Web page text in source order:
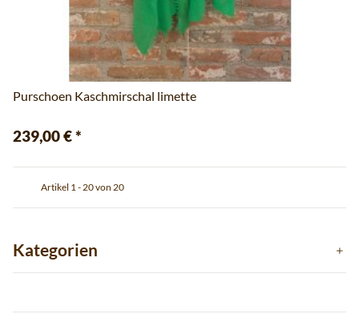
Purschoen Kaschmirschal limette
239,00 €*
Artikel 1 - 20 von 20
Kategorien